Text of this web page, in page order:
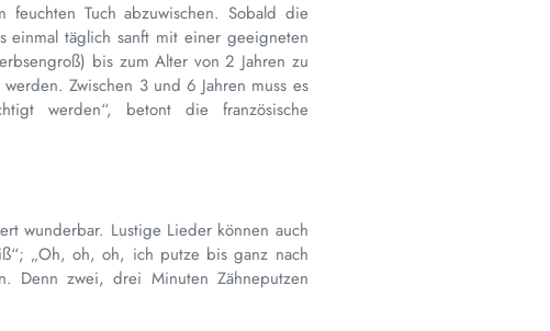
Tuch abzuwischen. Sobald die
einmal täglich sanft mit einer geeigneten
bis zum Alter von 2 Jahren zu
Zwischen 3 und 6 Jahren muss es
werden“, betont die französische
wunderbar. Lustige Lieder können auch
„Oh, oh, oh, ich putze bis ganz nach
Denn zwei, drei Minuten Zähneputzen